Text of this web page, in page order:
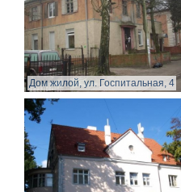
Дом жилой, ул. Госпитальная, 4